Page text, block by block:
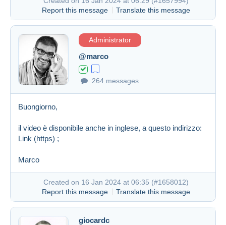
Report this message
Translate this message
Administrator
@marco
264 messages
Buongiorno,
il video è disponibile anche in inglese, a questo indirizzo:
Link (https) ;
Marco
Created on 16 Jan 2024 at 06:35 (#1658012)
Report this message
Translate this message
giocardc